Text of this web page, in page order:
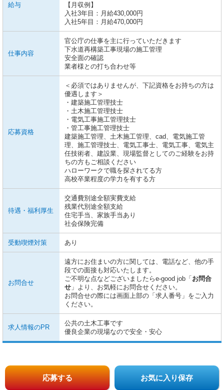
給与
【月収例】
入社3年目：月給430,000円
入社5年目：月給470,000円
仕事内容
官公庁の仕事を主に行っていただきます
下水道再構築工事現場の施工管理
安全面の確認
業者様との打ち合わせ等
応募資格
＜必須ではありませんが、下記資格をお持ちの方は
優遇します＞
・建築施工管理技士
・土木施工管理技士
・電気工事施工管理技士
・管工事施工管理技士
建築施工管理、土木施工管理、cad、電気施工管
理、施工管理技士、電気工事士、電気工事、電気主
任技術者、建設業、現場監督としてのご経験をお持
ちの方もご相談ください
ハローワークで職を探されてる方
高校卒業程度の学力を有する方
待遇・福利厚生
交通費別途全額実費支給
残業代別途全額支給
住宅手当、家族手当あり
社会保険完備
受動喫煙対策 あり
お問合せ
遠方にお住まいの方に関しては、電話など、他の手
段での面接も対応いたします。
ご不明な点などございましたらe-good job「 お問合
せ 」より、お気軽にお問合せください。
お問合せの際には画面上部の「求人番号」をご入力
ください。
求人情報のPR
公共の土木工事です
優良企業の現場なので安全・安心
応募する お気に入り保存